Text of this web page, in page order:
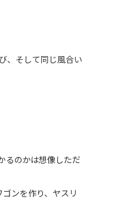
、そして同じ風合い
るのかは想像しただ
ンを作り、ヤスリ